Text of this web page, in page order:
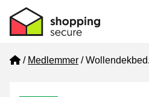
Home
Medlemmer